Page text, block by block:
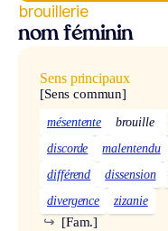
brouillerie
nom féminin
Sens principaux
[Sens commun]
mésentente brouille
discorde
malentendu
différend
dissension
divergence
zizanie
[Fam.]
↪